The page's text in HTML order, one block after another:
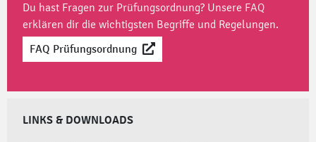
Du hast Fragen zur Prüfungsordnung? Unsere FAQ
erklären dir die wichtigsten Begriffe und Regelungen.
FAQ Prüfungsordnung
LINKS & DOWNLOADS